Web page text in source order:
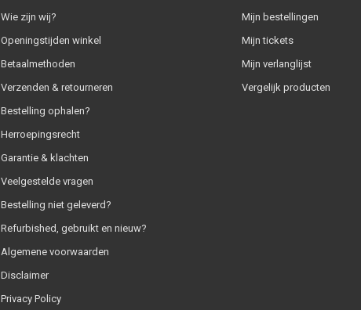
Wie zijn wij?
Openingstijden winkel
Betaalmethoden
Verzenden & retourneren
Bestelling ophalen?
Herroepingsrecht
Garantie & klachten
Veelgestelde vragen
Bestelling niet geleverd?
Refurbished, gebruikt en nieuw?
Algemene voorwaarden
Disclaimer
Privacy Policy
Mijn bestellingen
Mijn tickets
Mijn verlanglijst
Vergelijk producten